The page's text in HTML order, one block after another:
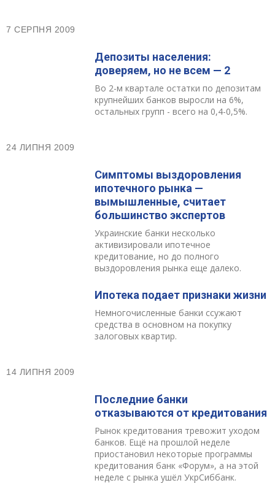
7 СЕРПНЯ 2009
Депозиты населения:
доверяем, но не всем — 2
Во 2-м квартале остатки по депозитам
крупнейших банков выросли на 6%,
остальных групп - всего на 0,4-0,5%.
24 ЛИПНЯ 2009
Симптомы выздоровления
ипотечного рынка —
вымышленные, считает
большинство экспертов
Украинские банки несколько
активизировали ипотечное
кредитование, но до полного
выздоровления рынка еще далеко.
Ипотека подает признаки жизни
Немногочисленные банки ссужают
средства в основном на покупку
залоговых квартир.
14 ЛИПНЯ 2009
Последние банки
отказываются от кредитования
Рынок кредитования тревожит уходом
банков. Ещё на прошлой неделе
приостановил некоторые программы
кредитования банк «Форум», а на этой
неделе с рынка ушёл УкрСиббанк.